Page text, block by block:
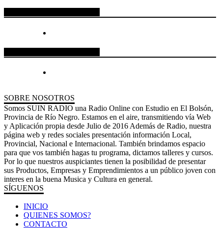
SOBRE NOSOTROS
Somos SUIN RADIO una Radio Online con Estudio en El Bolsón,
Provincia de Río Negro. Estamos en el aire, transmitiendo vía Web
y Aplicación propia desde Julio de 2016 Además de Radio, nuestra
página web y redes sociales presentación información Local,
Provincial, Nacional e Internacional. También brindamos espacio
para que vos también hagas tu programa, dictamos talleres y cursos.
Por lo que nuestros auspiciantes tienen la posibilidad de presentar
sus Productos, Empresas y Emprendimientos a un público joven con
interes en la buena Musica y Cultura en general.
SÍGUENOS
INICIO
QUIENES SOMOS?
CONTACTO